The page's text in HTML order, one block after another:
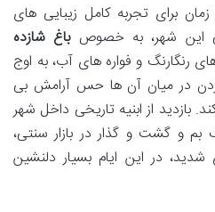
برای تجربه کامل زیبایی های
این شهر، به خصوصباغ شازده
رنگارنگ و فواره های آب، به اوج
در میان آن ها حس آرامش بی
بازدید از ابنیه تاریخی داخل شهر
بم و گشت و گذار در بازار سنتی،
شدید، در این ایام بسیار دلنشین